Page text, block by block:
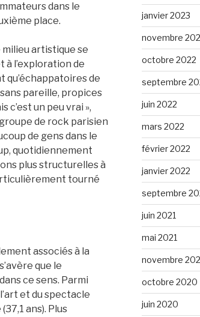
dans le
place.
artistique se
à l’exploration de
qu’échappatoires de
pareille, propices
c’est un peu vrai »,
de rock parisien
de gens dans le
quotidiennement
plusstructurellesà
tourné
associés à la
que le
ce sens. Parmi
et du spectacle
ans). Plus
janvier 2023
novembre
octobre 2022
septembre
juin 2022
mars 2022
février 2022
janvier 2022
septembre
juin 2021
mai 2021
novembre
octobre 2020
juin 2020